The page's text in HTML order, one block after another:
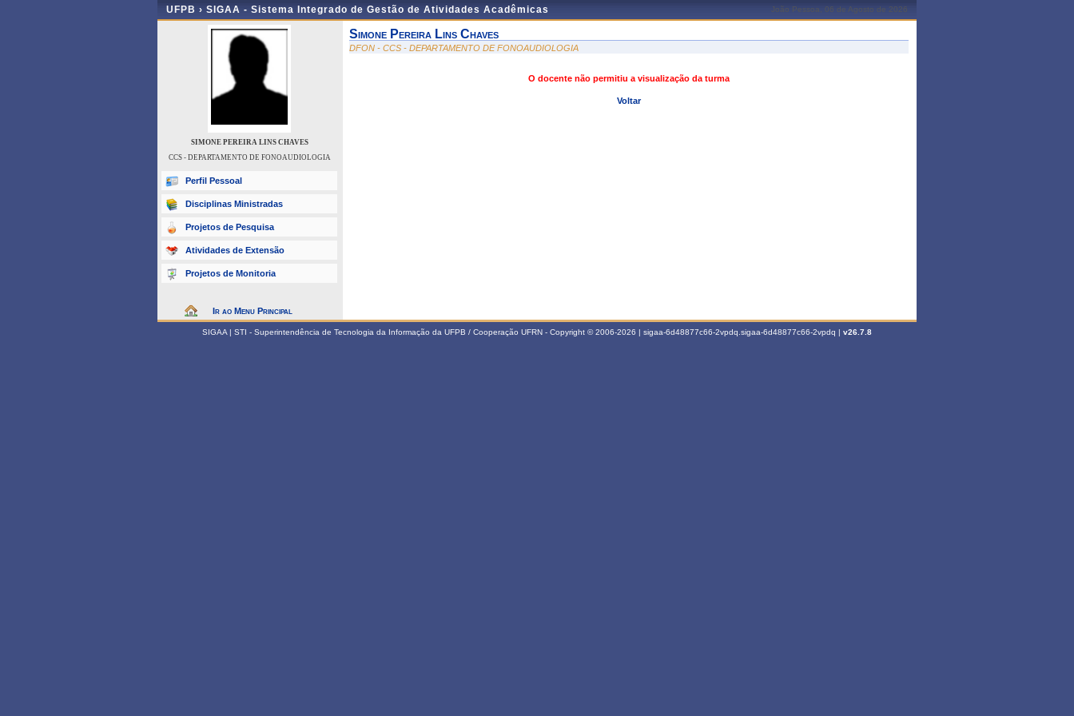
UFPB › SIGAA - Sistema Integrado de Gestão de Atividades Acadêmicas João Pessoa, 06 de Agosto de 2026
SIMONE PEREIRA LINS CHAVES
CCS - DEPARTAMENTO DE FONOAUDIOLOGIA
Perfil Pessoal
Disciplinas Ministradas
Projetos de Pesquisa
Atividades de Extensão
Projetos de Monitoria
Ir ao Menu Principal
Simone Pereira Lins Chaves
DFON - CCS - DEPARTAMENTO DE FONOAUDIOLOGIA
O docente não permitiu a visualização da turma
Voltar
SIGAA | STI - Superintendência de Tecnologia da Informação da UFPB / Cooperação UFRN - Copyright © 2006-2026 | sigaa-6d48877c66-2vpdq.sigaa-6d48877c66-2vpdq | v26.7.8